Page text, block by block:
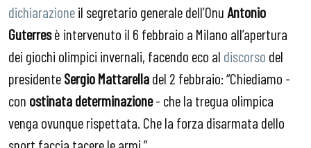
dichiarazioneil segretario generale dell’OnuAntonio
Guterresè intervenuto il 6 febbraio a Milano all’apertura
dei giochi olimpici invernali, facendo eco al discorso del
presidenteSergio Mattarelladel 2 febbraio: “Chiediamo -
con ostinata determinazione- che la tregua olimpica
venga ovunque rispettata. Che la forza disarmata dello